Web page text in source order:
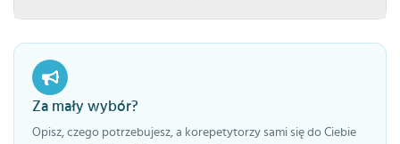
Za mały wybór?
Opisz, czego potrzebujesz, a korepetytorzy sami się do Ciebie